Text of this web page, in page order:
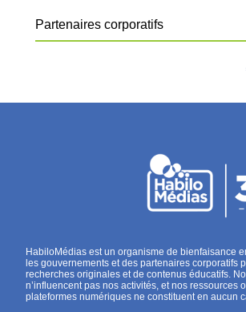
Partenaires corporatifs
HabiloMédias est un organisme de bienfaisance
les gouvernements et des partenaires corporatifs
recherches originales et de contenus éducatifs.
n’influencent pas nos activités, et nos ressources
plateformes numériques ne constituent en aucun